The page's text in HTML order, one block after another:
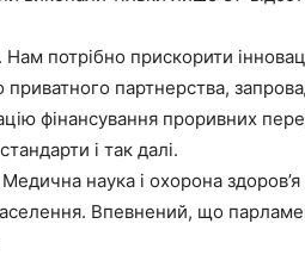
потрібно прискорити
партнерства,
фінансування проривних
і так далі.
наука і охорона здоров’я
Впевнений, що